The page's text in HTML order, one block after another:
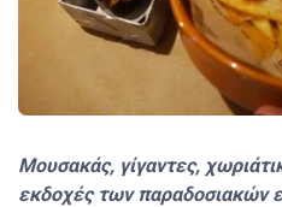
Μουσακάς, γίγαντες,
εκδοχές των παραδοσιακών